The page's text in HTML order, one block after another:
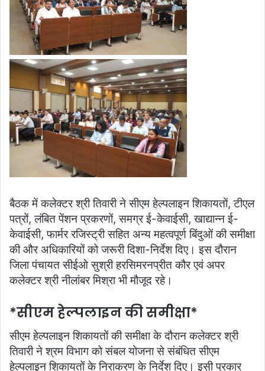
बैठक में कलेक्‍टर श्री तिवारी ने सीएम हेल्‍पलाइन शिकायतों, टीएल
पत्रों, लंबित पेंशन प्रकरणों, समग्र ई-केवाईसी, खाद्यान्‍न ई-
केवाईसी, फार्मर रजिस्‍ट्री सहित अन्य महत्‍वपूर्ण बिंदुओं की समीक्षा
की और अधिकारियों को जरूरी दिशा-निर्देश दिए। इस दौरान
जिला पंचायत सीईओ सुश्री हरसिमरनप्रीत कौर एवं अपर
कलेक्‍टर श्री नीलांबर मिश्रा भी मौजूद रहे।
*सीएम हेल्‍पलाइन की समीक्षा*
सीएम हेल्‍पलाइन शिकायतों की समीक्षा के दौरान कलेक्‍टर श्री
तिवारी ने श्रम विभाग को संबल योजना से संब‍ंधित सीएम
हेल्‍पलाइन शिकायतों के निराकरण के निर्देश दिए। इसी प्रकार